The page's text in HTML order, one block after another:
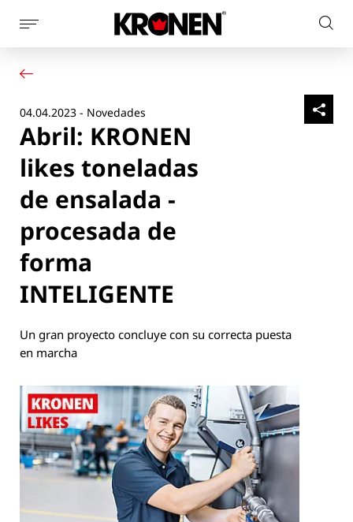
Mostrar
la
navegación
de
página
web
Nuestras soluciones
Noticias
Empresa
Contacto
04.04.2023 - Novedades
Abril: KRONEN
likes toneladas
de ensalada -
procesada de
forma
INTELIGENTE
Un gran proyecto concluye con su correcta puesta
en marcha